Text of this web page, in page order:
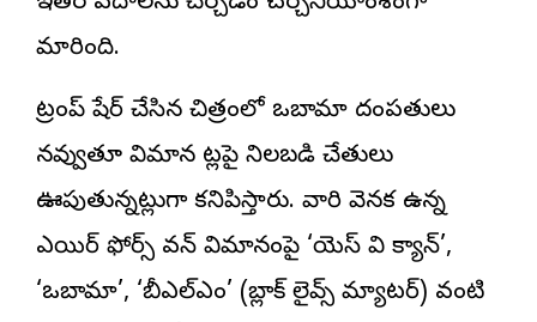
మారింది.
ట్రంప్ షేర్ చేసిన చిత్రంలో ఒబామా దంపతులు
నవ్వుతూ విమాన మెట్లపై నిలబడి చేతులు
ఊపుతున్నట్లుగా కనిపిస్తారు. వారి వెనక ఉన్న
ఎయిర్ ఫోర్స్ వన్ విమానంపై ‘యెస్ వి క్యాన్’,
‘ఒబామా’, ‘బీఎల్‌ఎం’ (బ్లాక్ లైవ్స్ మ్యాటర్) వంటి